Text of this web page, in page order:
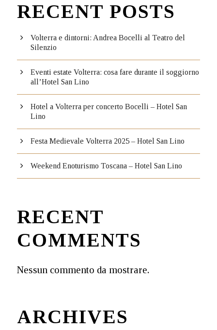
RECENT POSTS
Volterra e dintorni: Andrea Bocelli al Teatro del
Silenzio
Eventi estate Volterra: cosa fare durante il soggiorno
all’Hotel San Lino
Hotel a Volterra per concerto Bocelli – Hotel San
Lino
Festa Medievale Volterra 2025 – Hotel San Lino
Weekend Enoturismo Toscana – Hotel San Lino
RECENT
COMMENTS
Nessun commento da mostrare.
ARCHIVES